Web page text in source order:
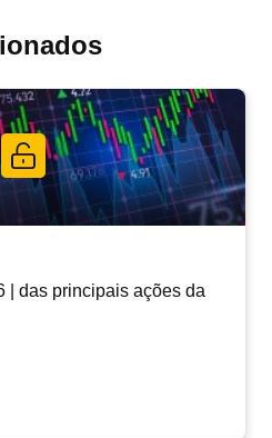
| das principais ações da